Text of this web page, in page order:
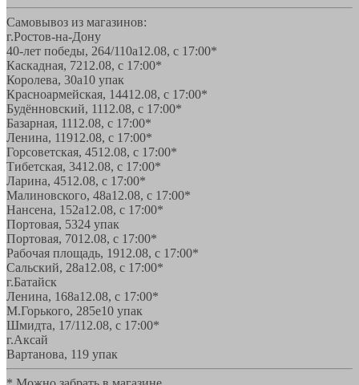
Самовывоз из магазинов:
г.Ростов-на-Дону
40-лет победы, 264/110а12.08, с 17:00*
Каскадная, 7212.08, с 17:00*
Королева, 30а10 упак
Красноармейская, 14412.08, с 17:00*
Будённовский, 1112.08, с 17:00*
Базарная, 1112.08, с 17:00*
Ленина, 11912.08, с 17:00*
Горсоветская, 4512.08, с 17:00*
Тибетская, 3412.08, с 17:00*
Ларина, 4512.08, с 17:00*
Малиновского, 48а12.08, с 17:00*
Нансена, 152а12.08, с 17:00*
Портовая, 5324 упак
Портовая, 7012.08, с 17:00*
Рабочая площадь, 1912.08, с 17:00*
Сальский, 28a12.08, с 17:00*
г.Батайск
Ленина, 168а12.08, с 17:00*
М.Горького, 285е10 упак
Шмидта, 17/112.08, с 17:00*
г.Аксай
Вартанова, 119 упак